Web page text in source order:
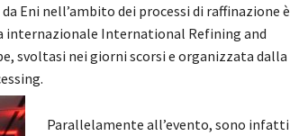
Eni nell’ambito dei processi di raffinazione è
internazionale International Refining and
svoltasi nei giorni scorsi e organizzata dalla
Parallelamente all’evento, sono infatti